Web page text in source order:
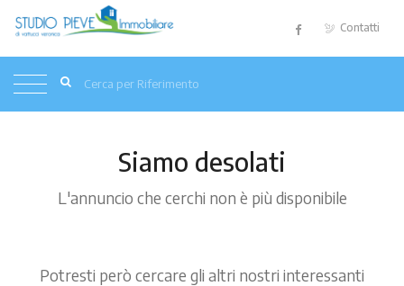
Contatti
Siamo desolati
L'annuncio che cerchi non è più disponibile
Potresti però cercare gli altri nostri interessanti